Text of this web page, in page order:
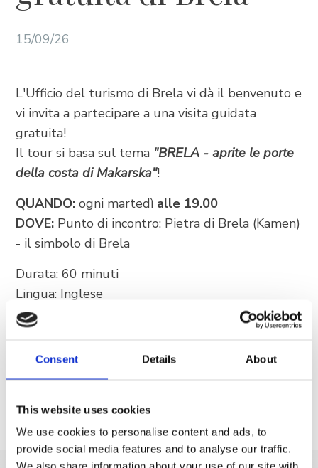
Consent Details About
This website uses cookies
We use cookies to personalise content and ads, to
provide social media features and to analyse our traffic.
Trg Alojzija Stepinca 10, 21322 Brela
+385 21 618 455
+385 21 618 337
15/09/26
L'Ufficio del turismo di Brela vi dà il benvenuto e
vi invita a partecipare a una visita guidata
gratuita!
Il tour si basa sul tema "BRELA - aprite le porte
della costa di Makarska"!
QUANDO:ogni martedì alle 19.00
DOVE: Punto di incontro: Pietra di Brela (Kamen)
- il simbolo di Brela
Durata: 60 minuti
Lingua: Inglese
Si basa su una storia unica di Brela.
culturale, sulla natura e sulle persone che hanno
creato la bellezza del nostro luogo nel corso dei
secoli!